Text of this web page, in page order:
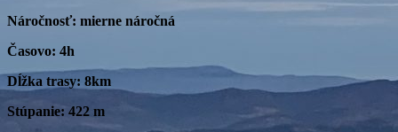
Náročnosť: mierne náročná
Časovo: 4h
Dĺžka trasy: 8km
Stúpanie: 422 m